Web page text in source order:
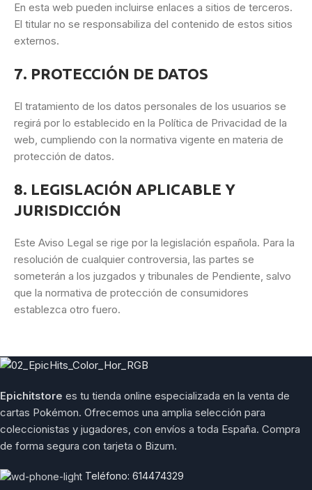
En esta web pueden incluirse enlaces a sitios de terceros.
El titular no se responsabiliza del contenido de estos sitios
externos.
7. PROTECCIÓN DE DATOS
El tratamiento de los datos personales de los usuarios se
regirá por lo establecido en la Política de Privacidad de la
web, cumpliendo con la normativa vigente en materia de
protección de datos.
8. LEGISLACIÓN APLICABLE Y
JURISDICCIÓN
Este Aviso Legal se rige por la legislación española. Para la
resolución de cualquier controversia, las partes se
someterán a los juzgados y tribunales de Pendiente, salvo
que la normativa de protección de consumidores
establezca otro fuero.
Epichitstore es tu tienda online especializada en la venta de
cartas Pokémon. Ofrecemos una amplia selección para
coleccionistas y jugadores, con envíos a toda España. Compra
de forma segura con tarjeta o Bizum.
Teléfono: 614474329